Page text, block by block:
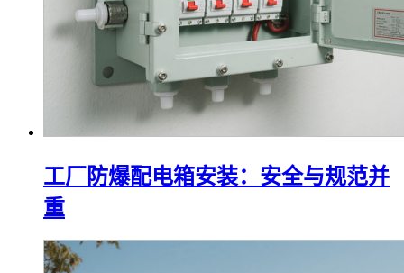
工厂防爆配电箱安装：安全与规范并
重